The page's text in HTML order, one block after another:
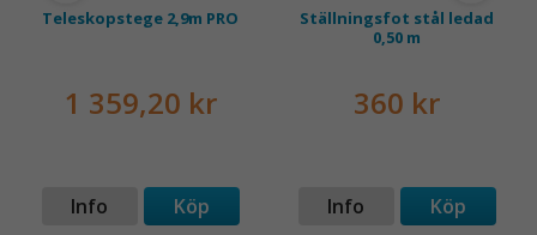
Teleskopstege 2,9m PRO
1 359,20 kr
Info Köp
Ställningsfot stål ledad
0,50 m
360 kr
Info Köp